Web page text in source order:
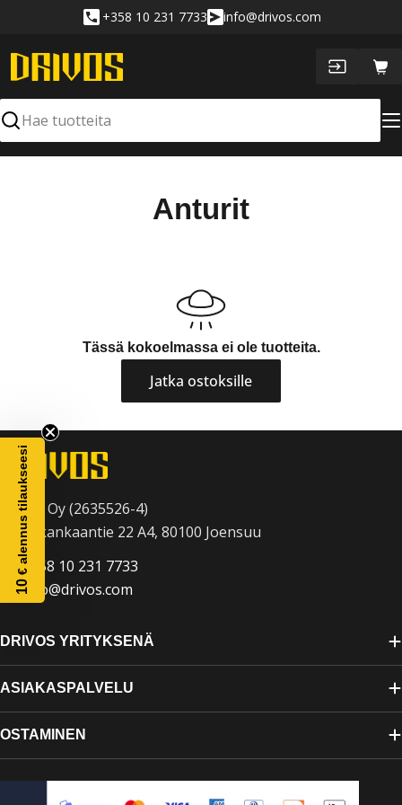
+358 10 231 7733 info@drivos.com
Hae
K
e
l
Anturit
Tässä kokoelmassa ei ole tuotteita.
Jatka ostoksille
Drivos Oy (2635526-4)
Raatekankaantie 22 A4, 80100 Joensuu
+358 10 231 7733
info@drivos.com
DRIVOS YRITYKSENÄ
ASIAKASPALVELU
OSTAMINEN
10
€ alennus tilaukseesi